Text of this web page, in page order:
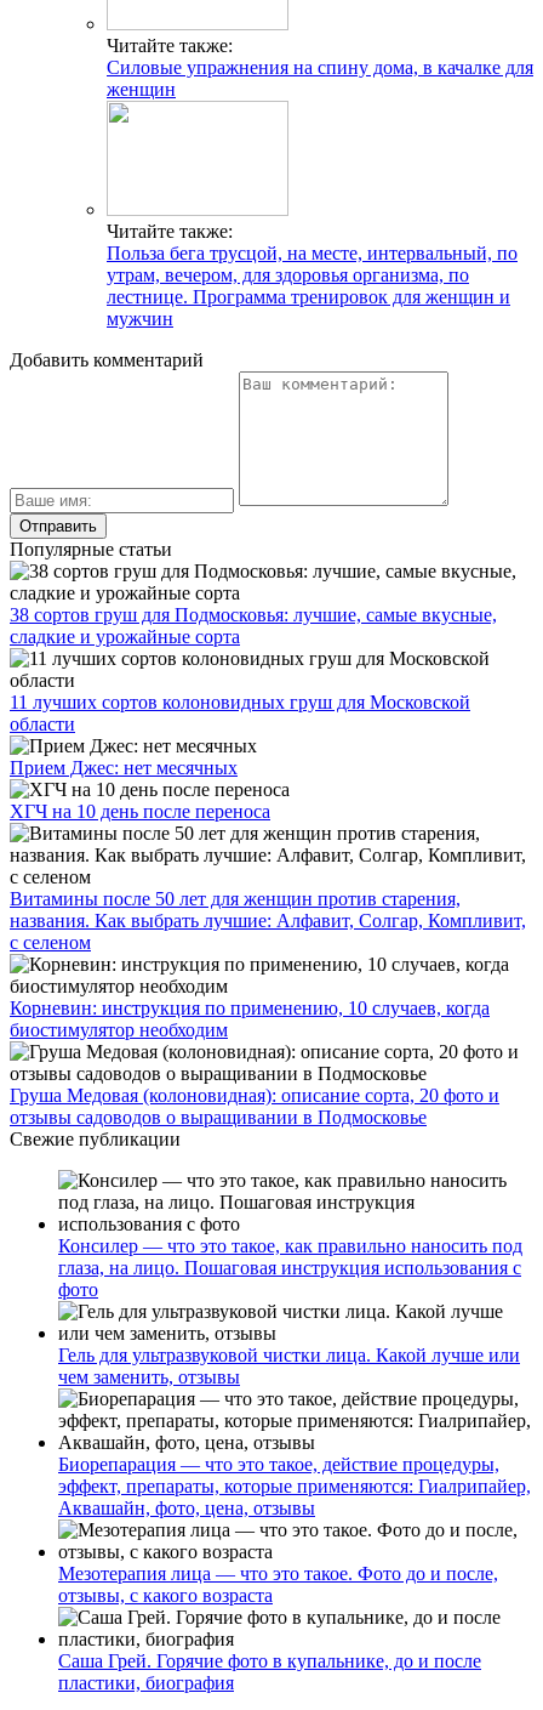
Читайте также:
Силовые упражнения на спину дома, в качалке для
женщин
Читайте также:
Польза бега трусцой, на месте, интервальный, по
утрам, вечером, для здоровья организма, по
лестнице. Программа тренировок для женщин и
мужчин
Добавить комментарий
Популярные статьи
38 сортов груш для Подмосковья: лучшие, самые вкусные,
сладкие и урожайные сорта
11 лучших сортов колоновидных груш для Московской
области
Прием Джес: нет месячных
ХГЧ на 10 день после переноса
Витамины после 50 лет для женщин против старения,
названия. Как выбрать лучшие: Алфавит, Солгар, Компливит,
с селеном
Корневин: инструкция по применению, 10 случаев, когда
биостимулятор необходим
Груша Медовая (колоновидная): описание сорта, 20 фото и
отзывы садоводов о выращивании в Подмосковье
Свежие публикации
Консилер — что это такое, как правильно наносить под
глаза, на лицо. Пошаговая инструкция использования с
фото
Гель для ультразвуковой чистки лица. Какой лучше или
чем заменить, отзывы
Биорепарация — что это такое, действие процедуры,
эффект, препараты, которые применяются: Гиалрипайер,
Аквашайн, фото, цена, отзывы
Мезотерапия лица — что это такое. Фото до и после,
отзывы, с какого возраста
Саша Грей. Горячие фото в купальнике, до и после
пластики, биография